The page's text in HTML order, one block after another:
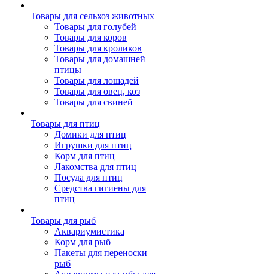
Товары для сельхоз животных
Товары для голубей
Товары для коров
Товары для кроликов
Товары для домашней
птицы
Товары для лошадей
Товары для овец, коз
Товары для свиней
Товары для птиц
Домики для птиц
Игрушки для птиц
Корм для птиц
Лакомства для птиц
Посуда для птиц
Средства гигиены для
птиц
Товары для рыб
Аквариумистика
Корм для рыб
Пакеты для переноски
рыб